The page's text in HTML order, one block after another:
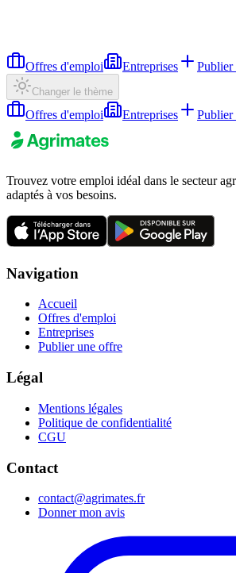
Offres d'emploi Entreprises Publier
Changer le thème
Offres d'emploi Entreprises Publier
Trouvez votre emploi idéal dans le secteur
adaptés à vos besoins.
Navigation
Accueil
Offres d'emploi
Entreprises
Publier une offre
Légal
Mentions légales
Politique de confidentialité
CGU
Contact
contact@agrimates.fr
Donner mon avis